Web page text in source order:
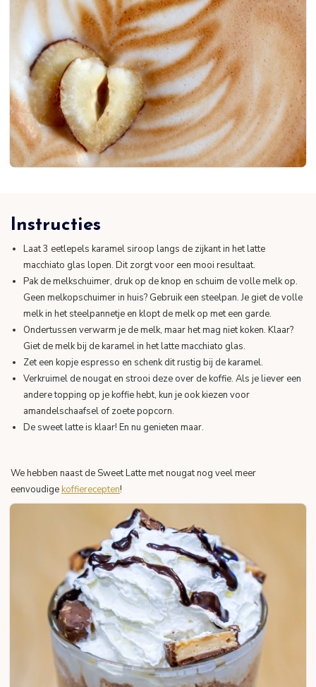
Instructies
Laat 3 eetlepels karamel siroop langs de zijkant in het latte
macchiato glas lopen. Dit zorgt voor een mooi resultaat.
Pak de melkschuimer, druk op de knop en schuim de volle melk op.
Geen melkopschuimer in huis? Gebruik een steelpan. Je giet de volle
melk in het steelpannetje en klopt de melk op met een garde.
Ondertussen verwarm je de melk, maar het mag niet koken. Klaar?
Giet de melk bij de karamel in het latte macchiato glas.
Zet een kopje espresso en schenk dit rustig bij de karamel.
Verkruimel de nougat en strooi deze over de koffie. Als je liever een
andere topping op je koffie hebt, kun je ook kiezen voor
amandelschaafsel of zoete popcorn.
De sweet latte is klaar! En nu genieten maar.
We hebben naast de Sweet Latte met nougat nog veel meer
eenvoudigekoffierecepten!